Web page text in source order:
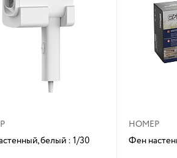
белый : 1/30
НОМЕР
Фен